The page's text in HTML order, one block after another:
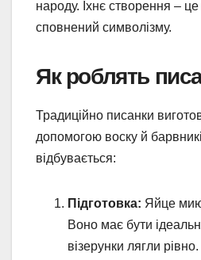
народу. Їхнє створення –
сповнений символізму.
Як роблять
Традиційно писанки
допомогою воску й
відбувається:
Підготовка: Яйце
Воно має бути
візерунки лягли рівно.